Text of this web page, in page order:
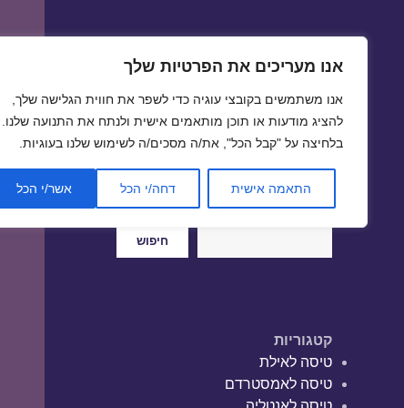
אנו מעריכים את הפרטיות שלך
אנו משתמשים בקובצי עוגיה כדי לשפר את חווית הגלישה שלך,
להציג מודעות או תוכן מותאמים אישית ולנתח את התנועה שלנו.
בלחיצה על "קבל הכל", את/ה מסכים/ה לשימוש שלנו בעוגיות.
התאמה אישית דחה/י הכל אשר/י הכל
טיסה זולה | טיסות זולות
חיפוש
חיפוש
קטגוריות
טיסה לאילת
טיסה לאמסטרדם